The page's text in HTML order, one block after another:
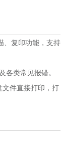
、复印功能，支持
各类常见报错。
文件直接打印，打